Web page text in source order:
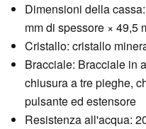
Dimensioni della
mm di spessore × 49,5
Cristallo: cristallo
Bracciale: Bracciale in
chiusura a tre pieghe,
pulsante ed estensore
Resistenza all'acqua: